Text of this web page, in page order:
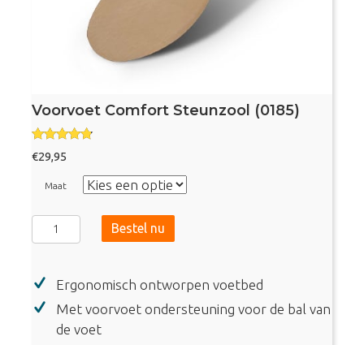
Voorvoet Comfort Steunzool (0185)
Gewaardee
rd
uit 5
€29,95
Maat
Voorvoet
Comfort
(0185)
aantal
Bestel nu
Ergonomisch ontworpen voetbed
Met voorvoet ondersteuning voor de bal van
de voet